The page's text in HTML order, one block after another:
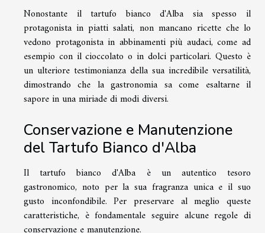
Nonostante il tartufo bianco d'Alba sia spesso il
protagonista in piatti salati, non mancano ricette che lo
vedono protagonista in abbinamenti più audaci, come ad
esempio con il cioccolato o in dolci particolari. Questo è
un ulteriore testimonianza della sua incredibile versatilità,
dimostrando che la gastronomia sa come esaltarne il
sapore in una miriade di modi diversi.
Conservazione e Manutenzione
del Tartufo Bianco d'Alba
Il tartufo bianco d'Alba è un autentico tesoro
gastronomico, noto per la sua fragranza unica e il suo
gusto inconfondibile. Per preservare al meglio queste
caratteristiche, è fondamentale seguire alcune regole di